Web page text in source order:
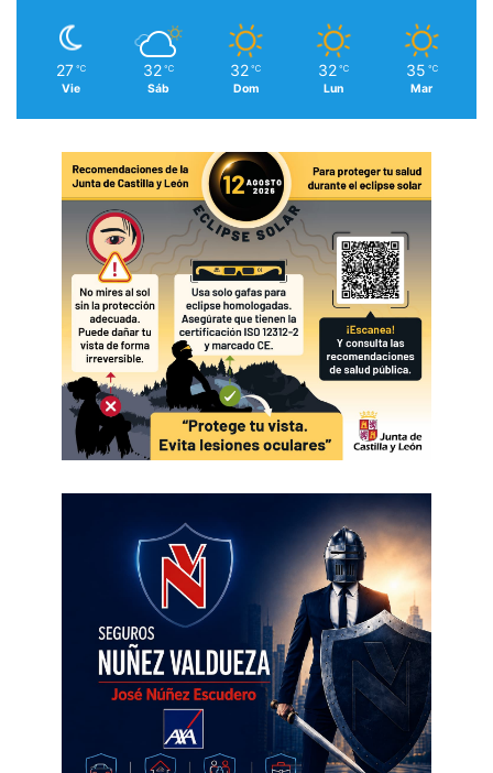
27 ℃
Vie
32 ℃
Sáb
32 ℃
Dom
32 ℃
Lun
35 ℃
Mar